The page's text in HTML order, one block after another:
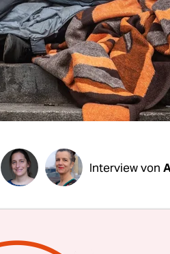
Interview von
taz: Frau Breitenbach,
Obdachlosen am